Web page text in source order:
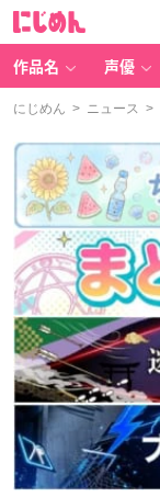
作品名 声優
にじめん > ニュース >